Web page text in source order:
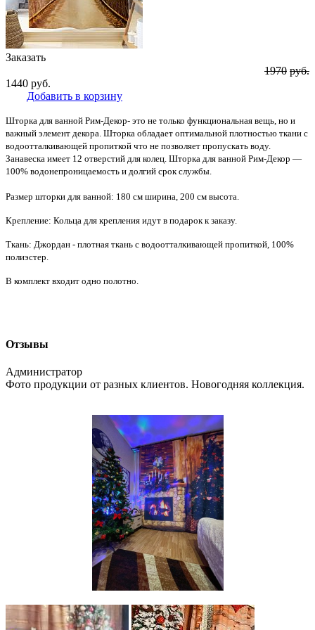
Заказать
1970 руб.
1440 руб.
Добавить в корзину
Шторка для ванной Рим-Декор- это не только функциональная вещь, но и
важный элемент декора. Шторка обладает оптимальной плотностью ткани с
водоотталкивающей пропиткой что не позволяет пропускать воду.
Занавеска имеет 12 отверстий для колец. Шторка для ванной Рим-Декор —
100% водонепроницаемость и долгий срок службы.
Размер шторки для ванной: 180 см ширина, 200 см высота.
Крепление: Кольца для крепления идут в подарок к заказу.
Ткань: Джордан - плотная ткань с водоотталкивающей пропиткой, 100%
полиэстер.
В комплект входит одно полотно.
Отзывы
Администратор
Фото продукции от разных клиентов. Новогодняя коллекция.